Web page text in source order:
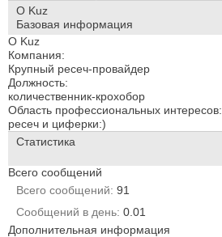
О Kuz
Базовая информация
О Kuz
Компания:
Крупный ресеч-провайдер
Должность:
количественник-крохобор
Область профессиональных интересов:
ресеч и циферки:)
Статистика
Всего сообщений
Всего сообщений 91
Сообщений в день 0.01
Дополнительная информация